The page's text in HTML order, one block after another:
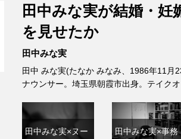
田中みな実が結婚・妊
を見せたか
田中みな実
田中 みな実(たなか みなみ、1986年11月
ナウンサー。埼玉県朝霞市出身。テイクオ
田中みな実×ヌー
田中みな実×事務